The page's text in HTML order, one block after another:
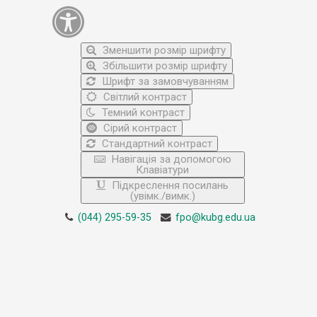
Зменшити розмір шрифту
Збільшити розмір шрифту
Шрифт за замовчуванням
Світлий контраст
Темний контраст
Сірий контраст
Стандартний контраст
Навігація за допомогою
Клавіатури
Підкреслення посилань
(увімк./вимк.)
(044) 295-59-35 fpo@kubg.edu.ua